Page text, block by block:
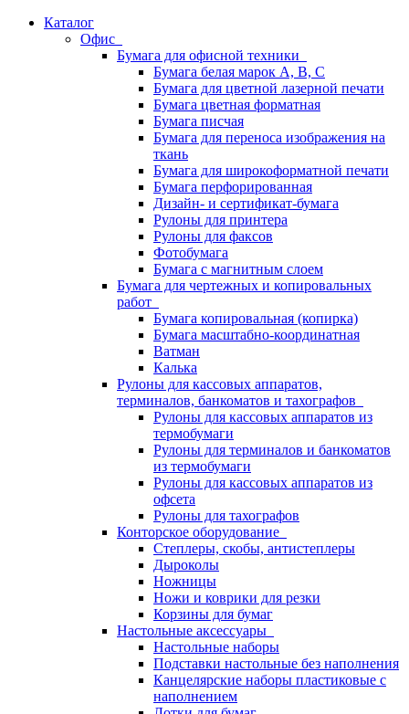
Каталог
Офис
Бумага для офисной техники
Бумага белая марок А, В, С
Бумага для цветной лазерной печати
Бумага цветная форматная
Бумага писчая
Бумага для переноса изображения на
ткань
Бумага для широкоформатной печати
Бумага перфорированная
Дизайн- и сертификат-бумага
Рулоны для принтера
Рулоны для факсов
Фотобумага
Бумага с магнитным слоем
Бумага для чертежных и копировальных
работ
Бумага копировальная (копирка)
Бумага масштабно-координатная
Ватман
Калька
Рулоны для кассовых аппаратов,
терминалов, банкоматов и тахографов
Рулоны для кассовых аппаратов из
термобумаги
Рулоны для терминалов и банкоматов
из термобумаги
Рулоны для кассовых аппаратов из
офсета
Рулоны для тахографов
Конторское оборудование
Степлеры, скобы, антистеплеры
Дыроколы
Ножницы
Ножи и коврики для резки
Корзины для бумаг
Настольные аксессуары
Настольные наборы
Подставки настольные без наполнения
Канцелярские наборы пластиковые с
наполнением